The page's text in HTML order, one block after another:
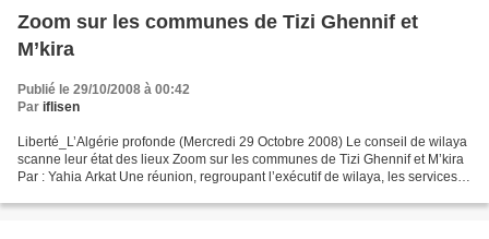
Zoom sur les communes de Tizi Ghennif et
M’kira
Publié le 29/10/2008 à 00:42
Par iflisen
Liberté_L’Algérie profonde (Mercredi 29 Octobre 2008) Le conseil de wilaya
scanne leur état des lieux Zoom sur les communes de Tizi Ghennif et M’kira
Par : Yahia Arkat Une réunion, regroupant l’exécutif de wilaya, les services